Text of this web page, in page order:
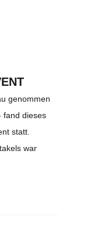
genommen
fand dieses
statt.
war